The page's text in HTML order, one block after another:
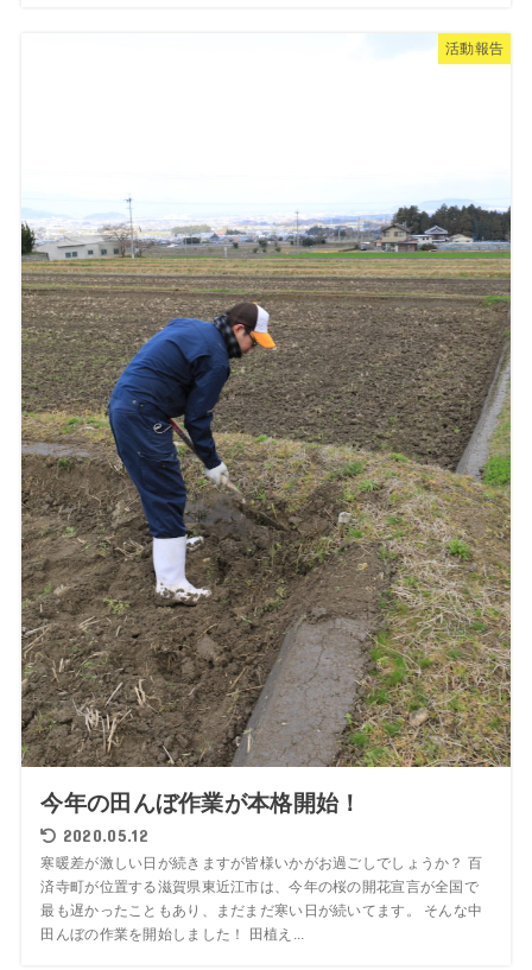
活動報告
今年の田んぼ作業が本格開始！
2020.05.12
寒暖差が激しい日が続きますが皆様いかがお過ごしでしょうか？ 百
済寺町が位置する滋賀県東近江市は、今年の桜の開花宣言が全国で
最も遅かったこともあり、まだまだ寒い日が続いてます。 そんな中
田んぼの作業を開始しました！ 田植え...